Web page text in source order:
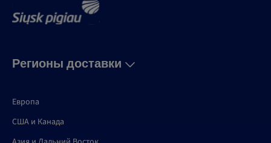
Регионы доставки
Европа
США и Канадa